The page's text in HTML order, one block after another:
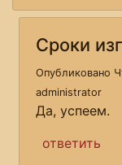
Сроки
Опубликовано
administrator
Да, успеем.
ответить